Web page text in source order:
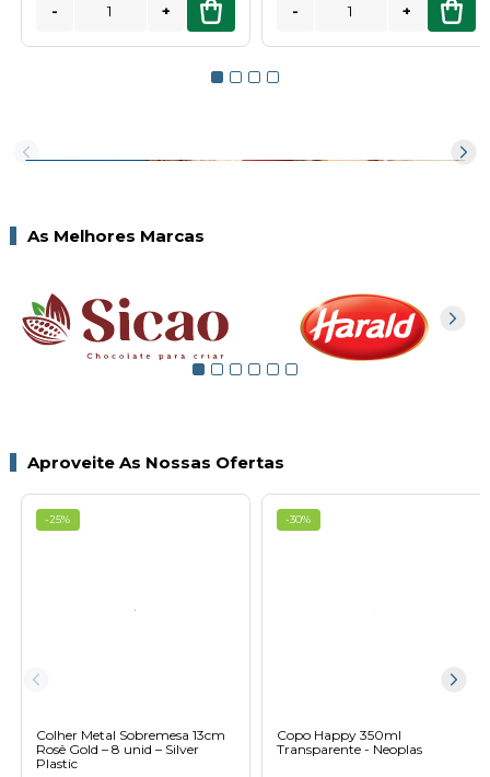
- + - +
As Melhores Marcas
Aproveite As Nossas Ofertas
-25%
Colher Metal Sobremesa 13cm
Rosê Gold – 8 unid – Silver
Plastic
-30%
Copo Happy 350ml
Transparente - Neoplas